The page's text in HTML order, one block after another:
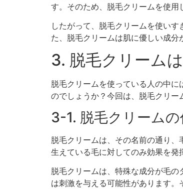
す。そのため、脱毛クリームを使用
したがって、脱毛クリームを使い
た、脱毛クリームは肌に優しい成分
3. 脱毛クリーム
脱毛クリームを使っている人の中
のでしょうか？今回は、脱毛クリー
3-1. 脱毛クリームの
脱毛クリームは、その名前の通り
生えている毛に対してのみ効果を発
脱毛クリームは、特殊な成分が毛
は刺激を与える可能性があります。